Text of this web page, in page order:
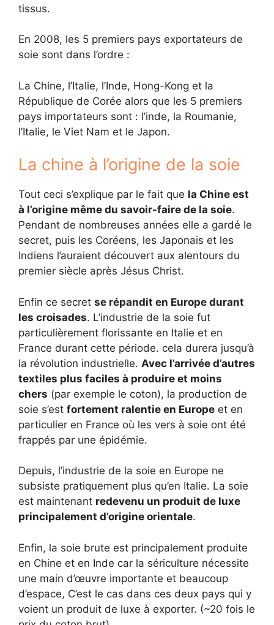
tissus.
En 2008, les 5 premiers pays exportateurs de
soie sont dans l’ordre :
La Chine, l’Italie, l’Inde, Hong-Kong et la
République de Corée alors que les 5 premiers
pays importateurs sont : l’inde, la Roumanie,
l’Italie, le Viet Nam et le Japon.
La chine à l’origine de la soie
Tout ceci s’explique par le fait que la Chine est
à l’origine même du savoir-faire de la soie.
Pendant de nombreuses années elle a gardé le
secret, puis les Coréens, les Japonais et les
Indiens l’auraient découvert aux alentours du
premier siècle après Jésus Christ.
Enfin ce secret se répandit en Europe durant
les croisades. L’industrie de la soie fut
particulièrement florissante en Italie et en
France durant cette période. cela durera jusqu’à
la révolution industrielle. Avec l’arrivée d’autres
textiles plus faciles à produire et moins
chers (par exemple le coton), la production de
soie s’est fortement ralentie en Europe et en
particulier en France où les vers à soie ont été
frappés par une épidémie.
Depuis, l’industrie de la soie en Europe ne
subsiste pratiquement plus qu’en Italie. La soie
est maintenant redevenu un produit de luxe
principalement d’origine orientale.
Enfin, la soie brute est principalement produite
en Chine et en Inde car la sériculture nécessite
une main d’œuvre importante et beaucoup
d’espace, C’est le cas dans ces deux pays qui y
voient un produit de luxe à exporter. (~20 fois le